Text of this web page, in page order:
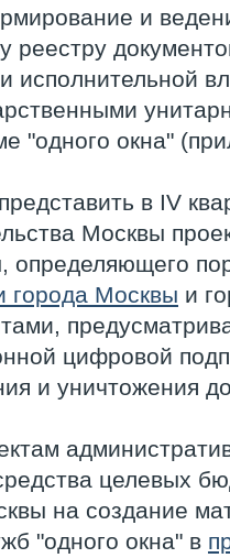
и
реестру
"одного окна"
в IV
Москвы
определяющего
города Москвы и
цифровой
и уничтожения
целевых
на создание
"одного окна" в